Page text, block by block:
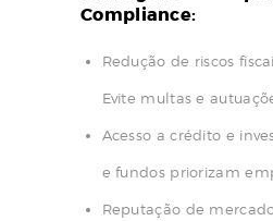
Compliance:
Redução de riscos
Evite multas e
Acesso a crédito e
e fundos priorizam
Reputação de